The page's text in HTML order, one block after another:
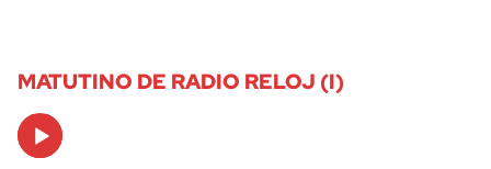
MATUTINO DE RADIO RELOJ (I)
Audio
Player